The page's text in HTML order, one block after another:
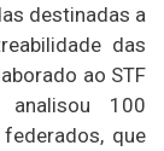
destinadas a
das
ao STF
100
que